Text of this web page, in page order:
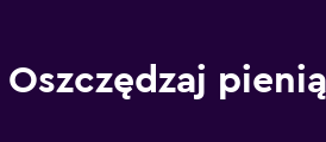
Oszczędzaj